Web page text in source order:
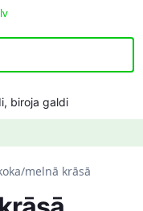
biroja galdi
melnā krāsā